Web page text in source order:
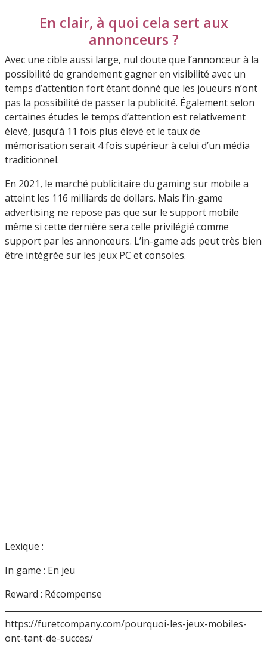
En clair, à quoi cela sert aux
annonceurs ?
Avec une cible aussi large, nul doute que l’annonceur à la
possibilité de grandement gagner en visibilité avec un
temps d’attention fort étant donné que les joueurs n’ont
pas la possibilité de passer la publicité. Également selon
certaines études le temps d’attention est relativement
élevé, jusqu’à 11 fois plus élevé et le taux de
mémorisation serait 4 fois supérieur à celui d’un média
traditionnel.
En 2021, le marché publicitaire du gaming sur mobile a
atteint les 116 milliards de dollars. Mais l’in-game
advertising ne repose pas que sur le support mobile
même si cette dernière sera celle privilégié comme
support par les annonceurs. L’in-game ads peut très bien
être intégrée sur les jeux PC et consoles.
Lexique :
In game : En jeu
Reward : Récompense
https://furetcompany.com/pourquoi-les-jeux-mobiles-
ont-tant-de-succes/